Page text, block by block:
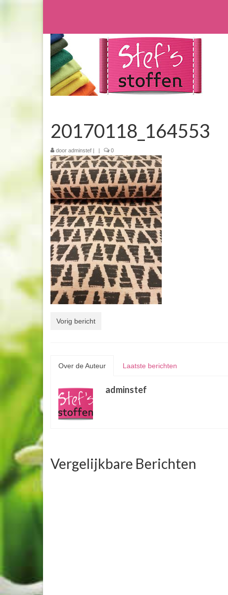
20170118_164553
door adminstef | | 0
Vorig bericht
Over de Auteur Laatste berichten
adminstef
Vergelijkbare Berichten